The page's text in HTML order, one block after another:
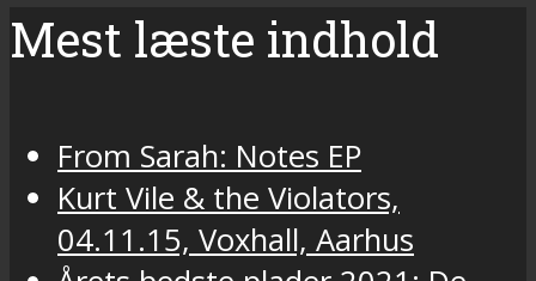
Mest læste indhold
From Sarah: Notes EP
Kurt Vile & the Violators,
04.11.15, Voxhall, Aarhus